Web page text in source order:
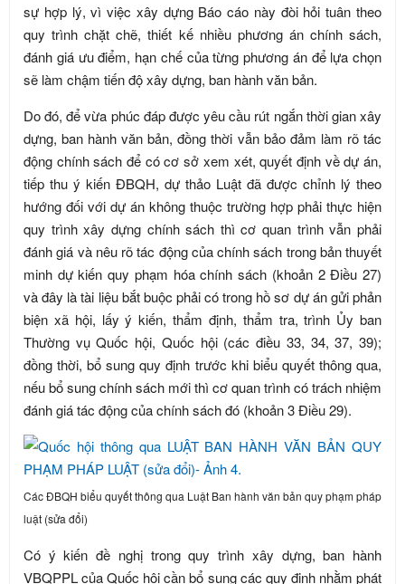
sự hợp lý, vì việc xây dựng Báo cáo này đòi hỏi tuân theo
quy trình chặt chẽ, thiết kế nhiều phương án chính sách,
đánh giá ưu điểm, hạn chế của từng phương án để lựa chọn
sẽ làm chậm tiến độ xây dựng, ban hành văn bản.
Do đó, để vừa phúc đáp được yêu cầu rút ngắn thời gian xây
dựng, ban hành văn bản, đồng thời vẫn bảo đảm làm rõ tác
động chính sách để có cơ sở xem xét, quyết định về dự án,
tiếp thu ý kiến ĐBQH, dự thảo Luật đã được chỉnh lý theo
hướng đối với dự án không thuộc trường hợp phải thực hiện
quy trình xây dựng chính sách thì cơ quan trình vẫn phải
đánh giá và nêu rõ tác động của chính sách trong bản thuyết
minh dự kiến quy phạm hóa chính sách (khoản 2 Điều 27)
và đây là tài liệu bắt buộc phải có trong hồ sơ dự án gửi phản
biện xã hội, lấy ý kiến, thẩm định, thẩm tra, trình Ủy ban
Thường vụ Quốc hội, Quốc hội (các điều 33, 34, 37, 39);
đồng thời, bổ sung quy định trước khi biểu quyết thông qua,
nếu bổ sung chính sách mới thì cơ quan trình có trách nhiệm
đánh giá tác động của chính sách đó (khoản 3 Điều 29).
Các ĐBQH biểu quyết thông qua Luật Ban hành văn bản quy phạm pháp
luật (sửa đổi)
Có ý kiến đề nghị trong quy trình xây dựng, ban hành
VBQPPL của Quốc hội cần bổ sung các quy định nhằm phát